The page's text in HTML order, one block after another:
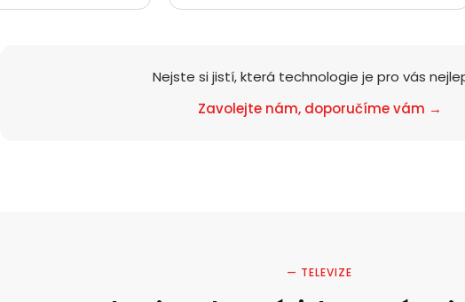
Nejste si jistí, která technologie je pro vás
Zavolejte nám, doporučíme vám →
— TELEVIZE
Zadejte prosím Vaše telefonní číslo. Náš